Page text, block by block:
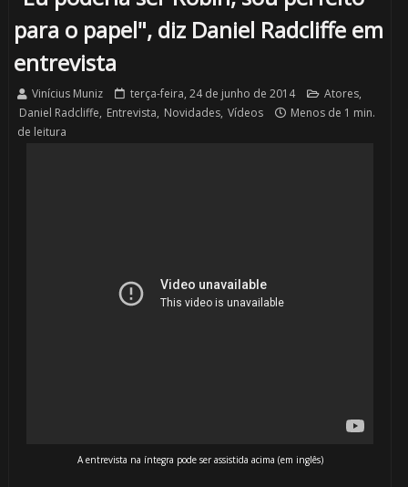
para o papel", diz Daniel Radcliffe em
entrevista
Vinícius Muniz terça-feira, 24 de junho de 2014 Atores,
Daniel Radcliffe, Entrevista, Novidades, Vídeos
Menos de 1 min.
de leitura
A entrevista na íntegra pode ser assistida acima (em inglês)